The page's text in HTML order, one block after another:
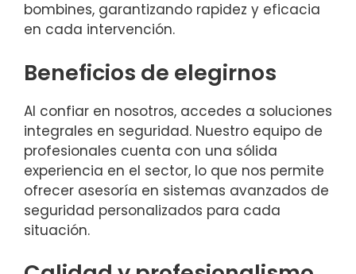
bombines, garantizando rapidez y eficacia
en cada intervención.
Beneficios de elegirnos
Al confiar en nosotros, accedes a soluciones
integrales en seguridad. Nuestro equipo de
profesionales cuenta con una sólida
experiencia en el sector, lo que nos permite
ofrecer asesoría en sistemas avanzados de
seguridad personalizados para cada
situación.